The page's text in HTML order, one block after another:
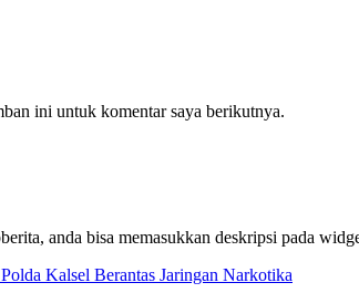
ini untuk komentar saya berikutnya.
anda bisa memasukkan deskripsi pada